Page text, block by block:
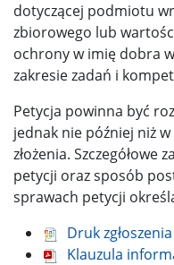
dotyczącej podmiotu
zbiorowego lub
ochrony w imię dobra
zakresie zadań i
Petycja powinna być
jednak nie później niż
złożenia. Szczegółowe
petycji oraz sposób
sprawach petycji
Druk
Klauzula